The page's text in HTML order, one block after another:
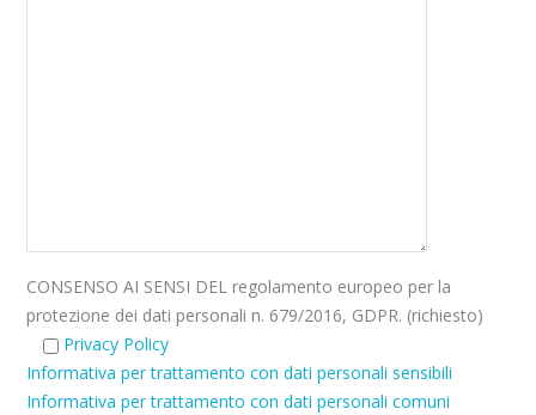
CONSENSO AI SENSI DEL regolamento europeo per la
protezione dei dati personali n. 679/2016, GDPR. (richiesto)
Privacy Policy
Informativa per trattamento con dati personali sensibili
Informativa per trattamento con dati personali comuni